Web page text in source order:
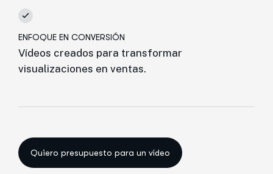
ENFOQUE EN CONVERSIÓN
Vídeos creados para transformar
visualizaciones en ventas.
Quiero presupuesto para un vídeo